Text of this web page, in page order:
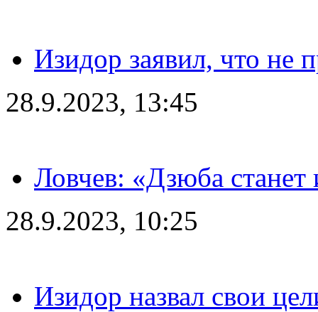
Изидор заявил, что не
28.9.2023, 13:45
Ловчев: «Дзюба станет
28.9.2023, 10:25
Изидор назвал свои